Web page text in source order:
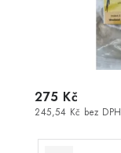
245,54 Kč bez DPH
275 Kč